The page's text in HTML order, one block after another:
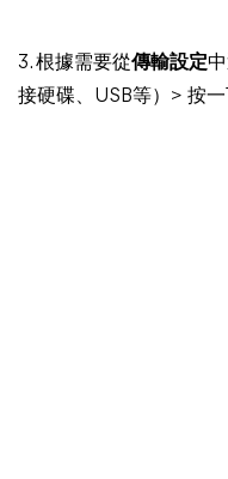
3. 根據需要從傳輸設定
接硬碟、USB等）> 按一